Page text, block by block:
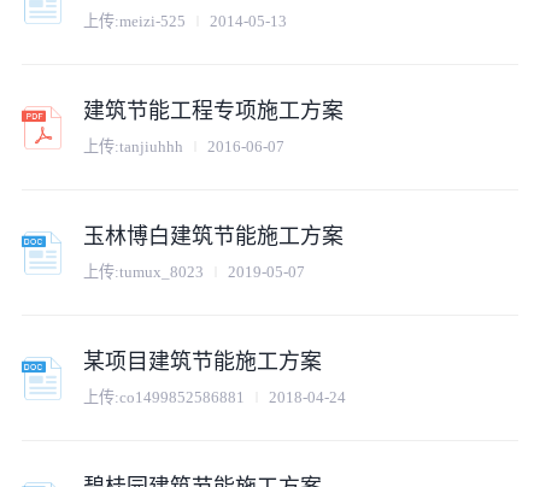
上传:meizi-525 2014-05-13
建筑节能工程专项施工方案
上传:tanjiuhhh 2016-06-07
玉林博白建筑节能施工方案
上传:tumux_8023 2019-05-07
某项目建筑节能施工方案
上传:co1499852586881 2018-04-24